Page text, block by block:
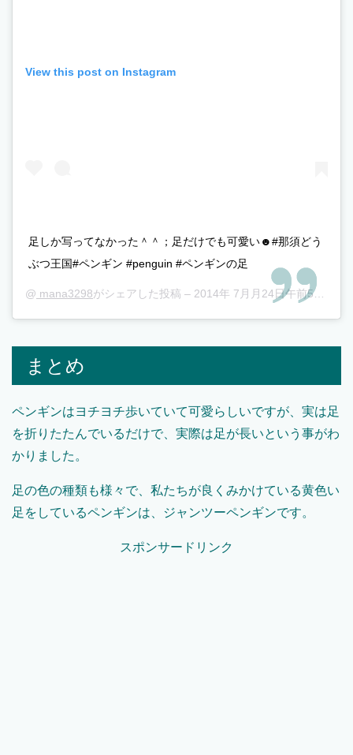
View this post on Instagram
足しか写ってなかった＾＾；足だけでも可愛い☻#那須どう
ぶつ王国#ペンギン #penguin #ペンギンの足
@ mana3298がシェアした投稿 – 2014年 7月月24日午前5時55分PDT
まとめ
ペンギンはヨチヨチ歩いていて可愛らしいですが、実は足
を折りたたんでいるだけで、実際は足が長いという事がわ
かりました。
足の色の種類も様々で、私たちが良くみかけている黄色い
足をしているペンギンは、ジャンツーペンギンです。
スポンサードリンク